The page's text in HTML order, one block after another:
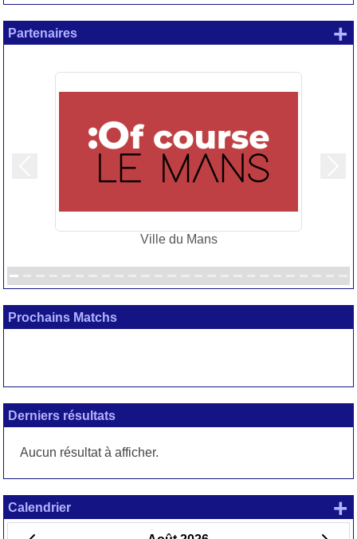
Partenaires
Ville du Mans
+
Prochains Matchs
Derniers résultats
Aucun résultat à afficher.
Calendrier +